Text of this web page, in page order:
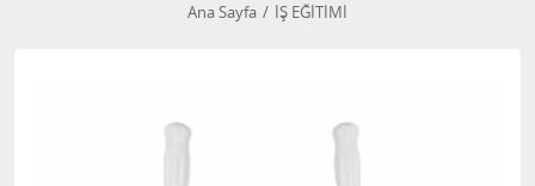
Ana Sayfa İŞ EĞİTİMİ